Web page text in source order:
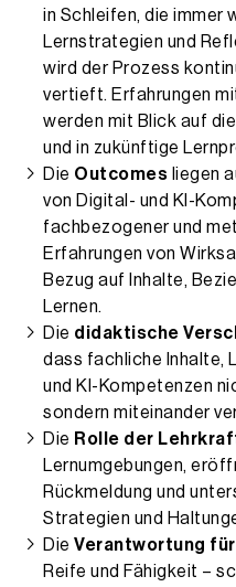
in Schleifen, die immer
Lernstrategien und
wird der Prozess
vertieft. Erfahrungen
werden mit Blick auf
und in zukünftige
Die Outcomes liegen
von Digital- und KI-
fachbezogener und
Erfahrungen von
Bezug auf Inhalte,
Lernen.
Die didaktische
dass fachliche Inhalte,
und KI-Kompetenzen
sondern miteinander
Die Rolle der
Lernumgebungen,
Rückmeldung und
Strategien und
DieVerantwortung
Reife und Fähigkeit –